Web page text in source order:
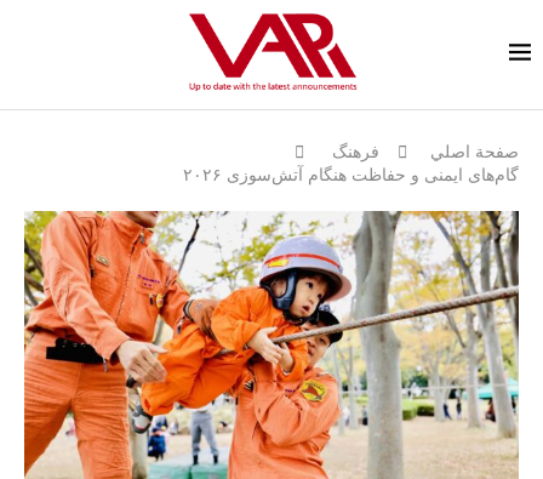
صفحة اصلي
فرهنگ
گام‌های ایمنی و حفاظت هنگام آتش‌سوزی ۲۰۲۶